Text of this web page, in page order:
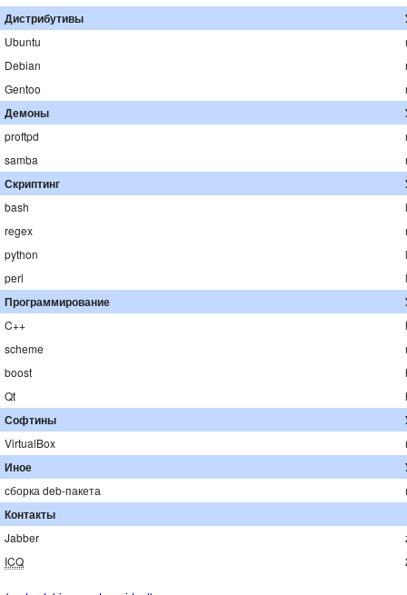
Дистрибутивы
Ubuntu
Debian
Gentoo
Демоны
proftpd
samba
Скриптинг
bash
regex
python
perl
Программирование
C++
scheme
boost
Qt
Софтины
VirtualBox
Иное
сборка deb-пакета
Контакты
Jabber
ICQ